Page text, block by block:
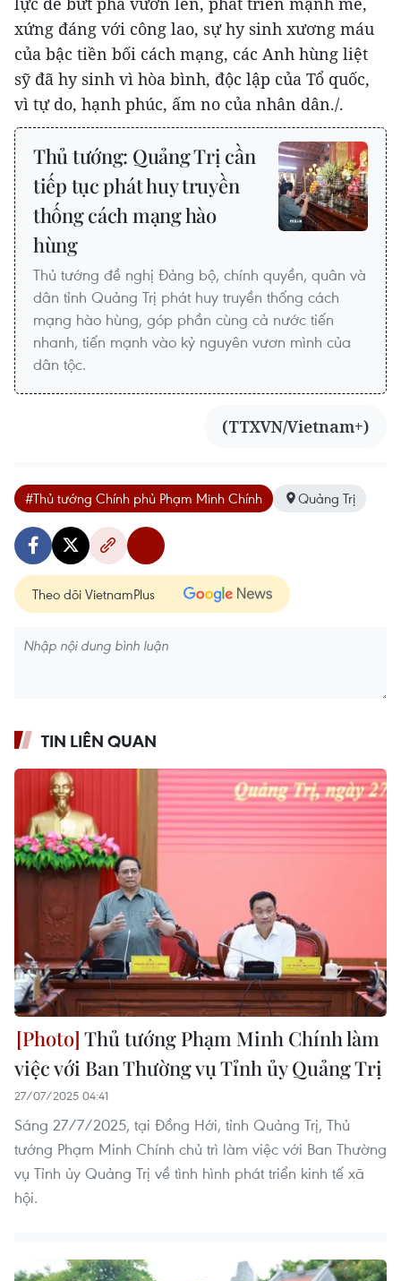
xứng đáng với công lao, sự hy sinh xương máu
của bậc tiền bối cách mạng, các Anh hùng liệt
sỹ đã hy sinh vì hòa bình, độc lập của Tổ quốc,
vì tự do, hạnh phúc, ấm no của nhân dân./.
Thủ tướng: Quảng Trị cần
tiếp tục phát huy truyền
thống cách mạng hào
hùng
Thủ tướng đề nghị Đảng bộ, chính quyền, quân và
dân tỉnh Quảng Trị phát huy truyền thống cách
mạng hào hùng, góp phần cùng cả nước tiến
nhanh, tiến mạnh vào kỷ nguyên vươn mình của
dân tộc.
(TTXVN/Vietnam+)
#Thủ tướng Chính phủ Phạm Minh Chính Quảng Trị
Theo dõi VietnamPlus
TIN LIÊN QUAN
Thủ tướng Phạm Minh Chính làm
việc với Ban Thường vụ Tỉnh ủy Quảng Trị
27/07/2025 04:41
Sáng 27/7/2025, tại Đồng Hới, tỉnh Quảng Trị, Thủ
tướng Phạm Minh Chính chủ trì làm việc với Ban Thường
vụ Tỉnh ủy Quảng Trị về tình hình phát triển kinh tế xã
hội.